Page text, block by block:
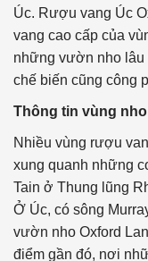
Úc. Rượu vang Úc
vang cao cấp của
những vườn nho lâu
chế biến cũng công
Thông tin vùng
Nhiều vùng rượu
xung quanh những
Tain ở Thung lũng
Ở Úc, có sông
vườn nho Oxford
điểm gần đó, nơi